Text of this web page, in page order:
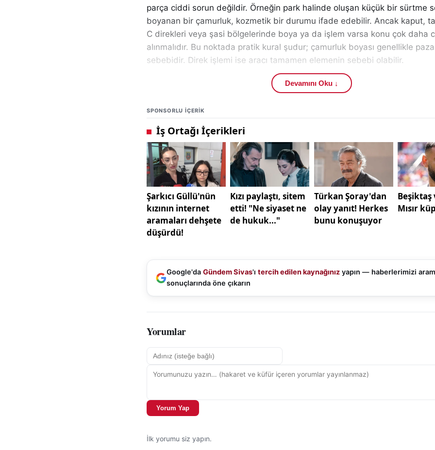
parça ciddi sorun değildir. Örneğin park halinde oluşan küçük bir sürtme
boyanan bir çamurluk, kozmetik bir durumu ifade edebilir. Ancak kaput,
C direkleri veya şasi bölgelerinde boya ya da işlem varsa konu çok daha
alınmalıdır. Bu noktada pratik kural şudur; çamurluk boyası genellikle
sebebidir. Direk işlemi ise aracı tamamen elemenin sebebi olabilir.
Araçlarda değişen parçaların bulunması genellikle olumsuz algılanır ve
elenmesine sebep olur. Aslında her değişen parça aynı önem derecesine
değildir. Tampon, far veya çamurluk gibi dış yüzey parçaların değişmesi
işaret edebilir. Buna karşın kaput, kapı içi, şasi ucu veya tavan gibi taşıyıcı
yakın bölgelerde değişim varsa aracın geçmişte ciddi darbe almış
düşünülmelidir. Rapor inceleme sürecinde alıcının sorması gereken doğru
şudur: "Bu parça neden değişmiş?" Zira küçük bir park kazasıyla değişen
önden çarpışma sonrası değişen ön gövde parçaları aynı anlama gelmez.
Bu parçalar ekspertiz raporunun en kritik bölümlerinden birisi. Çünkü
arka direkler ve tavan, aracın yapısal güvenliğini oluşturur. Bu bölgelerde
bir müdahale kaydı varsa konu artık yalnızca estetik değil, doğrudan
meselesidir. Bu noktada araç içi parçaların önem durumlarını ayırt
ise kararı doğrudan etkiler.
Raporda gördüğünüz motor performans yüzdesi tek başına bir hüküm
Bu oran; aracın yaşına, motor tipine ve ölçüm koşullarına göre değişir.
%85 motor çıktısı her zaman "kötü araç" anlamına gelmez; %97 çıktısı ise
"kusursuz" demek değildir.
Birçok alıcı alt takım ve yürüyen aksam kısmını detaylı bir şekilde inceleme
amortisör, fren balataları ve disklerin durumu sürüş güvenliğini ve
doğrudan etkiler. Raporda "ön takımda boşluk var", "arka amortisör zayıf"
anlamına gelebilir. Bu tablo
Devamını Oku ↓
SPONSORLU IÇERIK
Google'da Gündem Sivas'ı tercih edilen kaynağınız yapın — haberlerimizi
sonuçlarında öne çıkarın
Yorumlar
Yorum Yap
İlk yorumu siz yapın.